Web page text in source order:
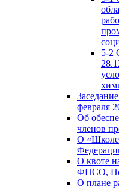
5-2
февраля
Об
членов
О «Школе
О квоте
ФПСО,
О плане